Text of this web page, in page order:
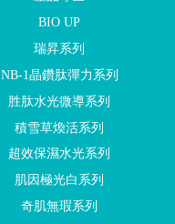
BIO UP
瑞昇系列
NB-1晶鑽肽彈力系列
胜肽水光微導系列
積雪草煥活系列
超效保濕水光系列
肌因極光白系列
奇肌無瑕系列